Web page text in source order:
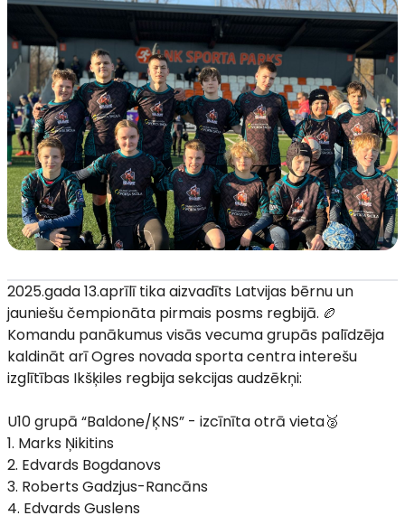
2025.gada 13.aprīlī tika aizvadīts Latvijas bērnu un
jauniešu čempionāta pirmais posms regbijā. 🏉
Komandu panākumus visās vecuma grupās palīdzēja
kaldināt arī Ogres novada sporta centra interešu
izglītības Ikšķiles regbija sekcijas audzēkņi:
U10 grupā “Baldone/ĶNS” - izcīnīta otrā vieta🥈
1. Marks Ņikitins
2. Edvards Bogdanovs
3. Roberts Gadzjus-Rancāns
4. Edvards Guslens